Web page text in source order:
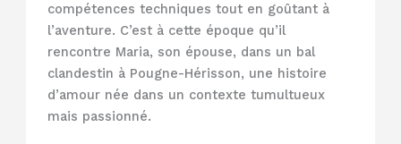
compétences techniques tout en goûtant à
l’aventure. C’est à cette époque qu’il
rencontre Maria, son épouse, dans un bal
clandestin à Pougne-Hérisson, une histoire
d’amour née dans un contexte tumultueux
mais passionné.